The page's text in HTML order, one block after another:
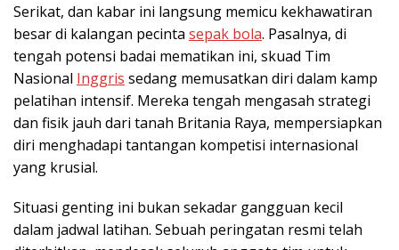
Serikat, dan kabar ini langsung memicu kekhawatiran
besar di kalangan pecinta sepak bola. Pasalnya, di
tengah potensi badai mematikan ini, skuad Tim
Nasional Inggris sedang memusatkan diri dalam kamp
pelatihan intensif. Mereka tengah mengasah strategi
dan fisik jauh dari tanah Britania Raya, mempersiapkan
diri menghadapi tantangan kompetisi internasional
yang krusial.
Situasi genting ini bukan sekadar gangguan kecil
dalam jadwal latihan. Sebuah peringatan resmi telah